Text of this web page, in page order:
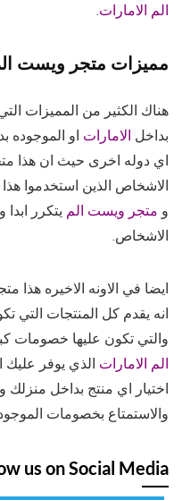
الم الامارات.
مميزات متجر ويست
هناك الكثير من المميزات
بداخل الامارات او الموجوده
اي دوله اخرى حيث ان هذا
الاشخاص الذين استخدموا هذا
و متجر ويست الم يتكرر
الاشخاص.
ايضا في الاونه الاخيره
والتي تكون عليها خصومات
الم الامارات الذي يوفر
اختيار اي منتج بداخل
والاستمتاع بخصومات
us on Social Media